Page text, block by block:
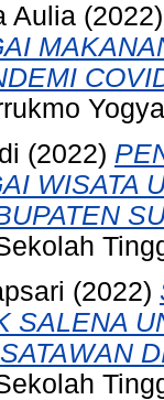
Aulia
(2022)
WISATA
(2022)
SALENA